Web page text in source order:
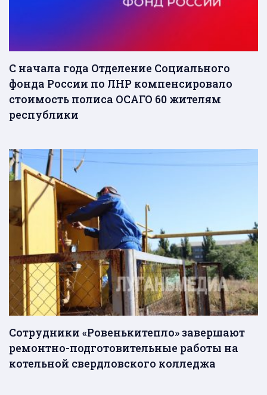
С начала года Отделение Социального
фонда России по ЛНР компенсировало
стоимость полиса ОСАГО 60 жителям
республики
Сотрудники «Ровенькитепло» завершают
ремонтно-подготовительные работы на
котельной свердловского колледжа